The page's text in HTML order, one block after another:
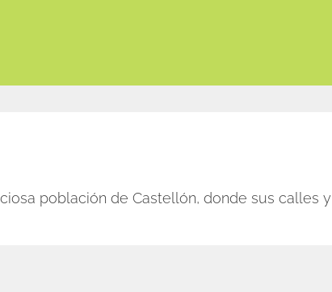
población de Castellón, donde sus calles y